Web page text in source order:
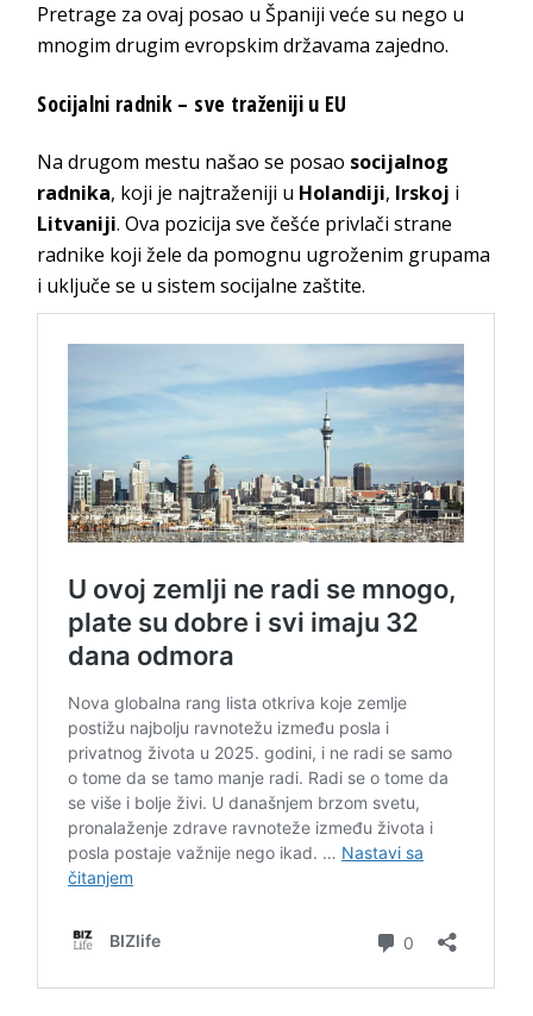
Pretrage za ovaj posao u Španiji veće su nego u
mnogim drugim evropskim državama zajedno.
Socijalni radnik – sve traženiji u EU
Na drugom mestu našao se posao socijalnog
radnika, koji je najtraženiji u Holandiji, Irskoj i
Litvaniji. Ova pozicija sve češće privlači strane
radnike koji žele da pomognu ugroženim grupama
i uključe se u sistem socijalne zaštite.